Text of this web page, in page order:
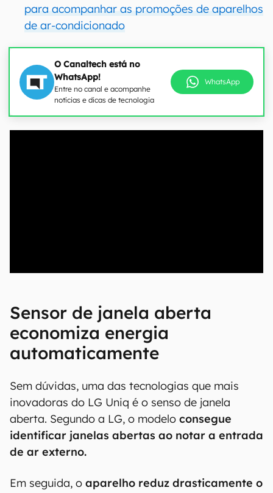
para acompanhar as promoções de aparelhos
de ar-condicionado
O Canaltech está no
WhatsApp!
Entre no canal e acompanhe
notícias e dicas de tecnologia
WhatsApp
Sensor de janela aberta
economiza energia
automaticamente
Sem dúvidas, uma das tecnologias que mais
inovadoras do LG Uniq é o senso de janela
aberta. Segundo a LG, o modelo consegue
identificar janelas abertas ao notar a entrada
de ar externo.
Em seguida, o aparelho reduz drasticamente o